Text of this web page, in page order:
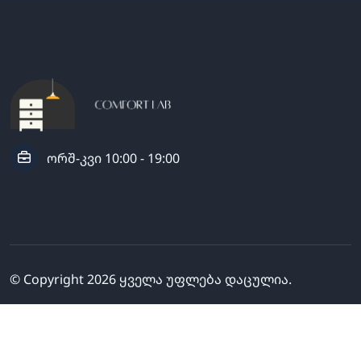
ორშ-კვი 10:00 - 19:00
© Copyright2026 ყველა უფლება დაცულია.